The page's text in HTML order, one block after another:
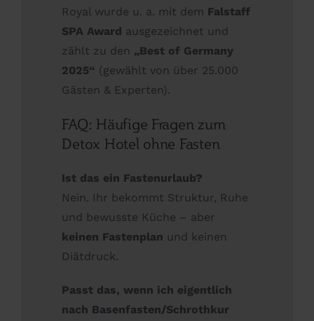
Royal wurde u. a. mit dem Falstaff
SPA Award ausgezeichnet und
zählt zu den „Best of Germany
2025“ (gewählt von über 25.000
Gästen & Experten).
FAQ: Häufige Fragen zum
Detox Hotel ohne Fasten
Ist das ein Fastenurlaub?
Nein. Ihr bekommt Struktur, Ruhe
und bewusste Küche – aber
keinen Fastenplan und keinen
Diätdruck.
Passt das, wenn ich eigentlich
nach Basenfasten/Schrothkur